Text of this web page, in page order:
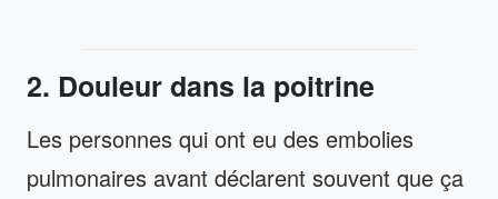
2. Douleur dans la poitrine
Les personnes qui ont eu des embolies
pulmonaires avant déclarent souvent que ça